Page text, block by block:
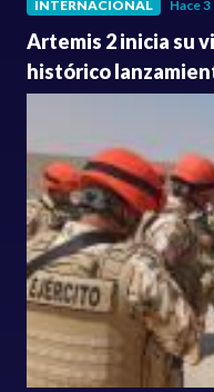
INTERNACIONAL Hace
Artemis 2 inicia su
histórico